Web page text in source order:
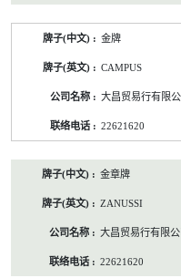
金牌
CAMPUS
大昌贸易行有限公
22621620
金章牌
ZANUSSI
大昌贸易行有限公
22621620